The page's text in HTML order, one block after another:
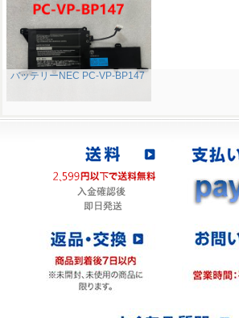
バッテリーNEC PC-VP-BP147